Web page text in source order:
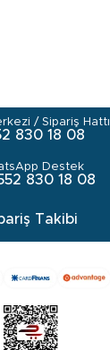
/ Sipariş Hattı
830 18 08
Destek
830 18 08
Takibi